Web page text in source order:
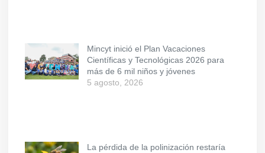
Mincyt inició el Plan Vacaciones
Científicas y Tecnológicas 2026 para
más de 6 mil niños y jóvenes
5 agosto, 2026
La pérdida de la polinización restaría